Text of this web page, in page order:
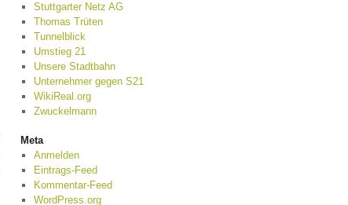
Stuttgarter Netz AG
Thomas Trüten
Tunnelblick
Umstieg 21
Unsere Stadtbahn
Unternehmer gegen S21
WikiReal.org
Zwuckelmann
Meta
Anmelden
Eintrags-Feed
Kommentar-Feed
WordPress.org